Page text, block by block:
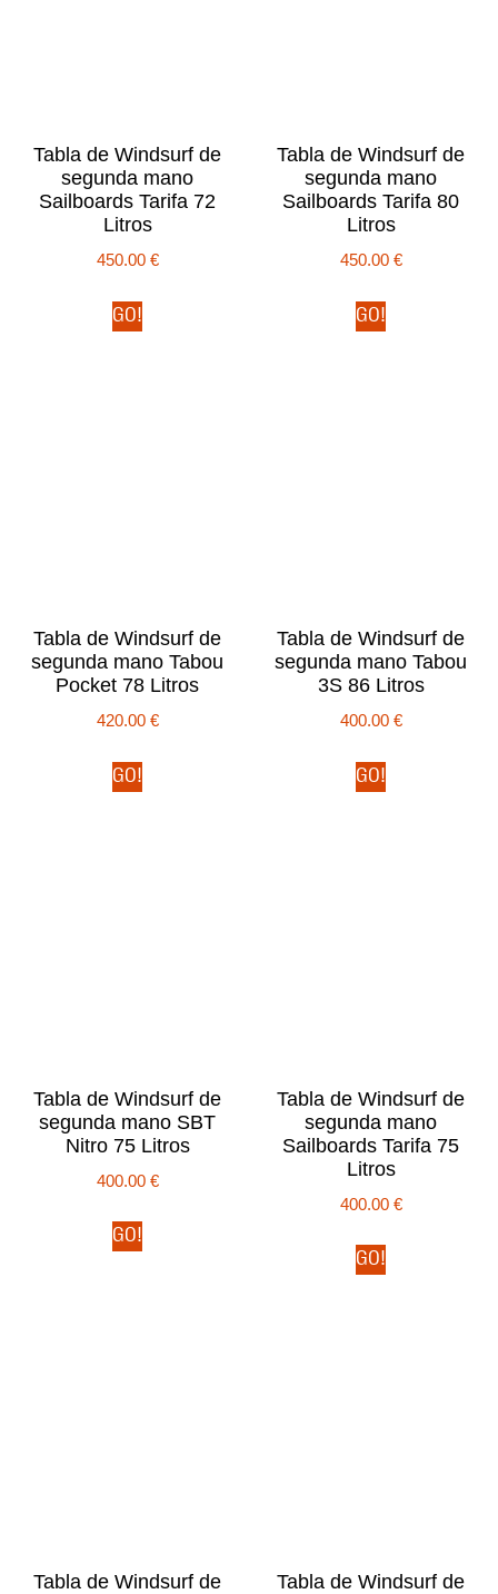
Tabla de Windsurf de
segunda mano
Sailboards Tarifa 72
Litros
450.00 €
GO!
Tabla de Windsurf de
segunda mano
Sailboards Tarifa 80
Litros
450.00 €
GO!
Tabla de Windsurf de
segunda mano Tabou
Pocket 78 Litros
420.00 €
GO!
Tabla de Windsurf de
segunda mano Tabou
3S 86 Litros
400.00 €
GO!
Tabla de Windsurf de
segunda mano SBT
Nitro 75 Litros
400.00 €
GO!
Tabla de Windsurf de
segunda mano
Sailboards Tarifa 75
Litros
400.00 €
GO!
Tabla de Windsurf de Tabla de Windsurf de